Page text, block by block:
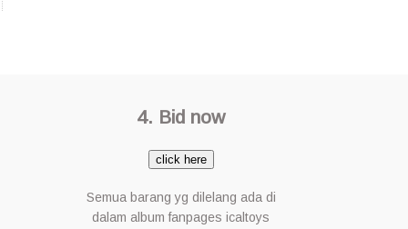
4. Bid now
click here
Semua barang yg dilelang ada di
dalam album fanpages icaltoys